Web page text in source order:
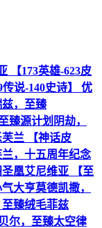
【173英雄-623皮
传说-140史诗】 优
，至臻
源计划阴劫，
兰 【神话皮
，十五周年纪念
凰艾尼维亚 【至
大亨莫德凯撒，
臻绒毛菲兹
尔，至臻太空律